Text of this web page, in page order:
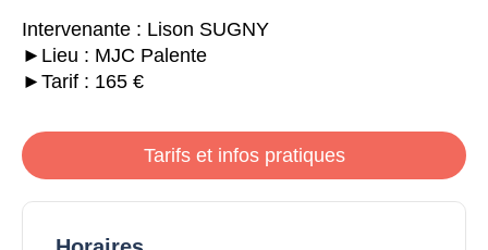
Intervenante : Lison SUGNY
►Lieu : MJC Palente
►Tarif : 165 €
Tarifs et infos pratiques